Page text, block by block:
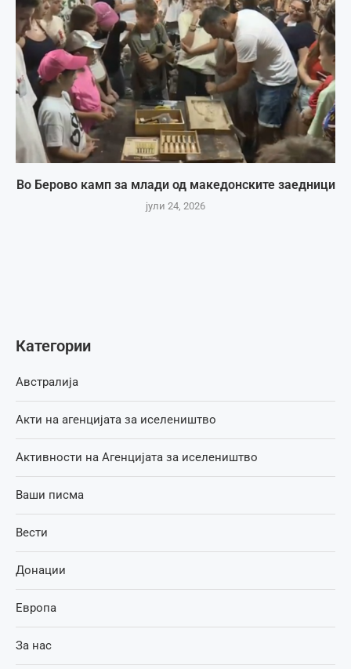
Во Берово камп за млади од македонските заедници
јули 24, 2026
Категории
Австралија
Акти на агенцијата за иселеништво
Активности на Агенцијата за иселеништво
Ваши писма
Вести
Донации
Европа
За нас